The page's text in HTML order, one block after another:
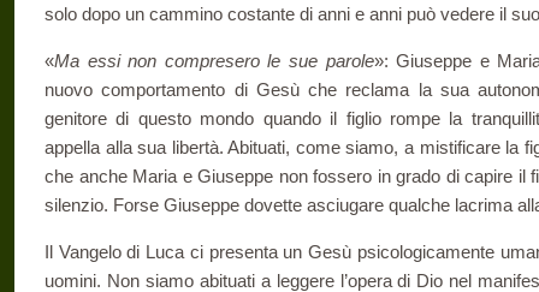
solo dopo un cam­mino costante di anni e anni può vedere il
«Ma essi non compresero le sue parole»: Giuseppe e
nuovo comportamento di Gesù che re­clama la sua
genitore di questo mondo quando il figlio rompe la
appella alla sua libertà. Abituati, come siamo, a mi­stificare la
che anche Maria e Giuseppe non fossero in grado di capire il
silenzio. Forse Giuseppe dovette asciugare qualche lacrima
Il Vangelo di Luca ci presenta un Gesù psicologicamente
uomini. Non siamo abituati a leg­gere l’opera di Dio nel